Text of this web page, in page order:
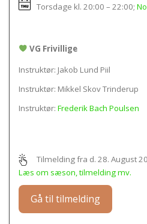
Torsdage kl. 20:00 – 22:00;
VG Frivillige
Instruktør: Jakob Lund Piil
Instruktør: Mikkel Skov Trinderup
Instruktør: Frederik Bach Poulsen
Tilmelding fra d. 28. August
Læs om sæson, tilmelding mv.
Gå til tilmelding